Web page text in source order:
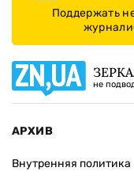
Поддержать
не
АРХИВ
Внутренняя политика